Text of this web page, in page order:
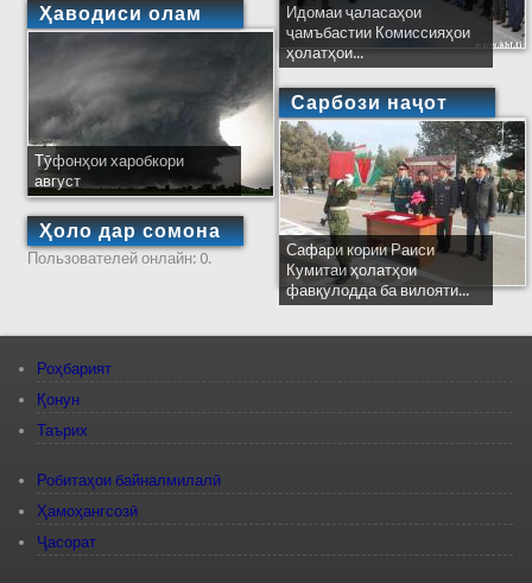
Ҳаводиси олам
Тӯфонҳои харобкори
август
Ҳоло дар сомона
Пользователей онлайн: 0.
Идомаи ҷаласаҳои
ҷамъбастии Комиссияҳои
ҳолатҳои...
Сарбози наҷот
Сафари кории Раиси
Кумитаи ҳолатҳои
фавқулодда ба вилояти...
Роҳбарият
Қонун
Таърих
Робитаҳои байналмилалӣ
Ҳамоҳангсозӣ
Ҷасорат